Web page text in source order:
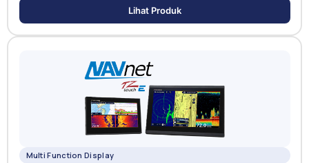
Lihat Produk
Multi Function Display